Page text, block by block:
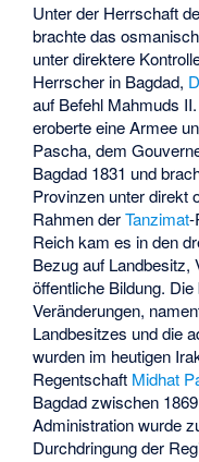
Unter der Herrschaft
brachte das
unter direktere
Herrscher in Bagdad,
auf Befehl Mahmuds
eroberte eine Armee
Pascha, dem
Bagdad 1831 und
Provinzen unter direkt
Rahmen derTanzimat-
Reich kam es in den
Bezug auf Landbesitz,
öffentliche Bildung.
Veränderungen,
Landbesitzes und die
wurden im heutigen
Regentschaft Midhat
Bagdad zwischen
Administration wurde
Durchdringung der